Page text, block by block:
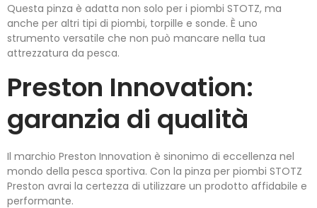
Questa pinza è adatta non solo per i piombi STOTZ, ma
anche per altri tipi di piombi, torpille e sonde. È uno
strumento versatile che non può mancare nella tua
attrezzatura da pesca.
Preston Innovation:
garanzia di qualità
Il marchio Preston Innovation è sinonimo di eccellenza nel
mondo della pesca sportiva. Con la pinza per piombi STOTZ
Preston avrai la certezza di utilizzare un prodotto affidabile e
performante.